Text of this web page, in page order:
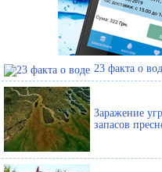
23 факта о
Заражение
запасов